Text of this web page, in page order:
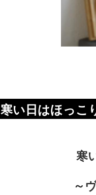
寒い日はほっこ
寒
～